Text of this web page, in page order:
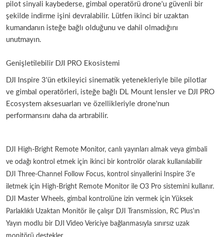
pilot sinyali kaybederse, gimbal operatörü drone'u güvenli bir
şekilde indirme işini devralabilir. Lütfen ikinci bir uzaktan
kumandanın isteğe bağlı olduğunu ve dahil olmadığını
unutmayın.
Genişletilebilir DJI PRO Ekosistemi
DJI Inspire 3'ün etkileyici sinematik yetenekleriyle bile pilotlar
ve gimbal operatörleri, isteğe bağlı DL Mount lensler ve DJI PRO
Ecosystem aksesuarları ve özellikleriyle drone'nun
performansını daha da artırabilir.
DJI High-Bright Remote Monitor, canlı yayınları almak veya gimbali
ve odağı kontrol etmek için ikinci bir kontrolör olarak kullanılabilir
DJI Three-Channel Follow Focus, kontrol sinyallerini Inspire 3'e
iletmek için High-Bright Remote Monitor ile O3 Pro sistemini kullanır.
DJI Master Wheels, gimbal kontrolüne izin vermek için Yüksek
Parlaklıklı Uzaktan Monitör ile çalışır DJI Transmission, RC Plus'ın
Yayın modlu bir DJI Video Vericiye bağlanmasıyla sınırsız uzak